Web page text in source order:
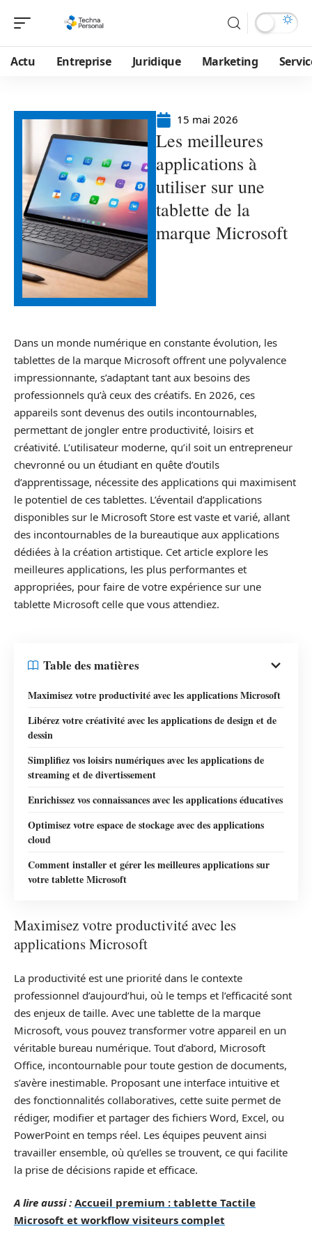
Actu Entreprise Juridique Marketing
15 mai 2026
Les meilleures
applications à
utiliser sur une
tablette de la
marque Microsoft
Dans un monde numérique en constante évolution, les
tablettes de la marque Microsoft offrent une polyvalence
impressionnante, s’adaptant tant aux besoins des
professionnels qu’à ceux des créatifs. En 2026, ces
appareils sont devenus des outils incontournables‌,
permettant de jongler entre productivité, loisirs et
créativité. L’utilisateur moderne, qu’il soit un entrepreneur
chevronné ou un étudiant en quête d’outils
d’apprentissage, nécessite des applications qui maximisent
le potentiel de ces tablettes. L’éventail d’applications
disponibles sur le Microsoft Store est vaste et varié, allant
des incontournables de la bureautique aux applications
dédiées à la création artistique. Cet article explore les
meilleures applications, les plus performantes et
appropriées, pour faire de votre expérience sur une
tablette Microsoft celle que vous attendiez.
Table des matières
Maximisez votre productivité avec les applications Microsoft
Libérez votre créativité avec les applications de design et de
dessin
Simplifiez vos loisirs numériques avec les applications de
streaming et de divertissement
Enrichissez vos connaissances avec les applications éducatives
Optimisez votre espace de stockage avec des applications
cloud
Comment installer et gérer les meilleures applications sur
votre tablette Microsoft
Maximisez votre productivité avec les
applications Microsoft
La productivité est une priorité dans le contexte
professionnel d’aujourd’hui, où le temps et l’efficacité sont
des enjeux de taille. Avec une tablette de la marque
Microsoft, vous pouvez transformer votre appareil en un
véritable bureau numérique. Tout d’abord, Microsoft
Office, incontournable pour toute gestion de documents,
s’avère inestimable. Proposant une interface intuitive et
des fonctionnalités collaboratives, cette suite permet de
rédiger, modifier et partager des fichiers Word, Excel, ou
PowerPoint en temps réel. Les équipes peuvent ainsi
travailler ensemble, où qu’elles se trouvent, ce qui facilite
la prise de décisions rapide et efficace.
A lire aussi : Accueil premium : tablette Tactile
Microsoft et workflow visiteurs complet